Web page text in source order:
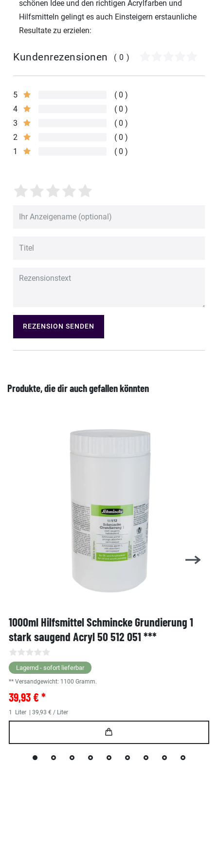
schönen Idee und den richtigen Acrylfarben und
Hilfsmitteln gelingt es auch Einsteigern erstaunliche
Resultate zu erzielen:
Kundenrezensionen (0)
5
0
4
0
3
0
2
0
1
0
REZENSION SENDEN
Produkte, die dir auch gefallen könnten
1000ml Hilfsmittel Schmincke Grundierung 1
stark saugend Acryl 50 512 051 ***
Lagernd - sofort lieferbar
** Versandgewicht: 1100 Gramm.
39,93 € *
1 Liter | 39,93 € / Liter